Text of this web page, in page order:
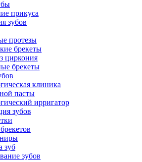
прикуса
зубов
протезы
брекеты
циркония
брекеты
клиника
пасты
ирригатор
зубов
зуб
зубов